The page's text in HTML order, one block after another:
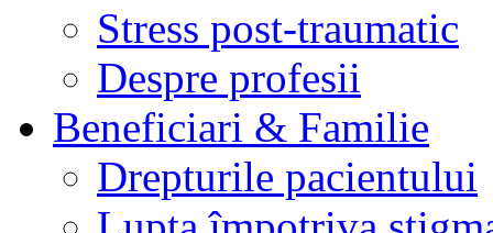
Stress post-traumatic
Despre profesii
Beneficiari & Familie
Drepturile pacientului